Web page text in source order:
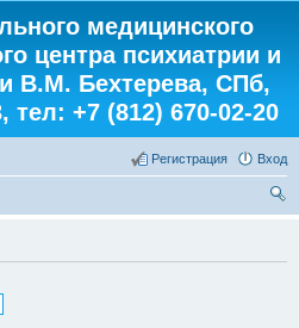
медицинского
центра психиатрии и
В.М. Бехтерева, СПб,
тел: +7 (812) 670-02-20
Вход
Регистрация